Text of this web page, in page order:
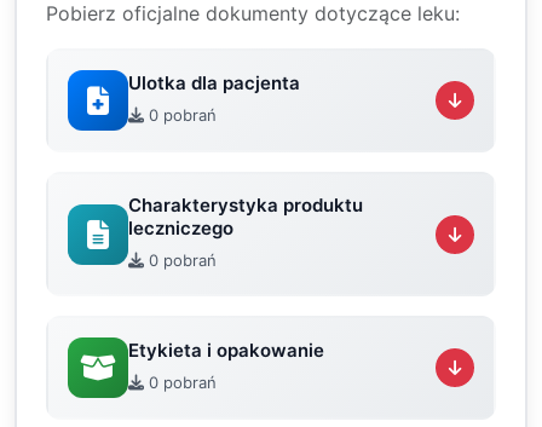
Pobierz oficjalne dokumenty dotyczące leku:
Ulotka dla pacjenta
0 pobrań
Charakterystyka produktu
leczniczego
0 pobrań
Etykieta i opakowanie
0 pobrań